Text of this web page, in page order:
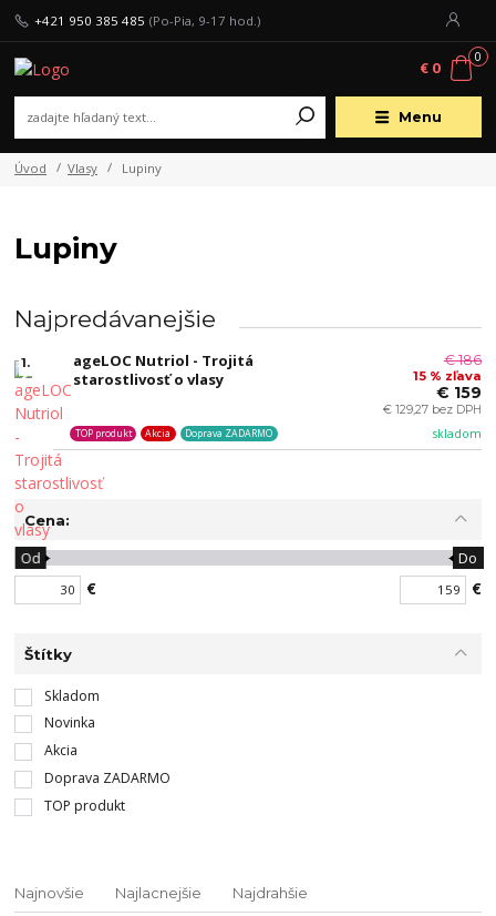
Menu
+421 950 385 485 (Po-Pia, 9-17 hod.)
0
€ 0
Úvod Vlasy Lupiny
Lupiny
Najpredávanejšie
1.
ageLOC Nutriol - Trojitá
starostlivosť o vlasy
skladom
TOP produkt Akcia Doprava ZADARMO
€ 186
15 % zľava
€ 159
€ 129,27 bez DPH
Cena:
€
Od Do
€
Štítky
Skladom
Novinka
Akcia
Doprava ZADARMO
TOP produkt
Najnovšie Najlacnejšie Najdrahšie